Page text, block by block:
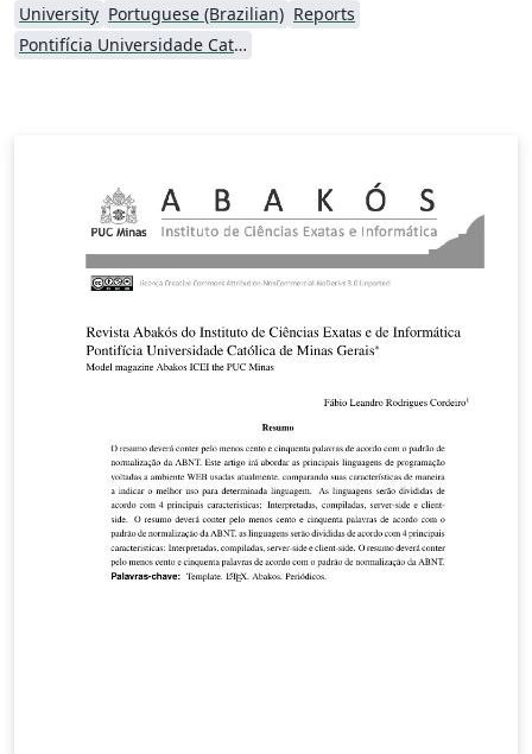
University Portuguese (Brazilian) Reports
Pontifícia Universidade Católica de Minas Gerais (PUC)